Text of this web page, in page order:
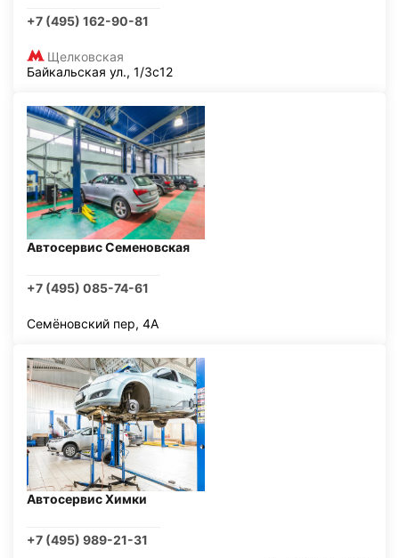
+7 (495) 162-90-81
Щелковская
Байкальская ул., 1/3с12
Автосервис Семеновская
+7 (495) 085-74-61
Семёновский пер, 4А
Автосервис Химки
+7 (495) 989-21-31